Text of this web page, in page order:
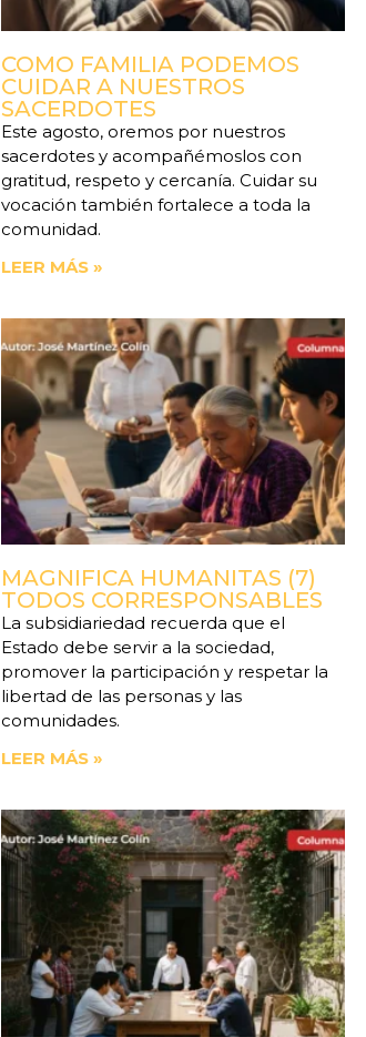
COMO FAMILIA PODEMOS
CUIDAR A NUESTROS
SACERDOTES
Este agosto, oremos por nuestros
sacerdotes y acompañémoslos con
gratitud, respeto y cercanía. Cuidar su
vocación también fortalece a toda la
comunidad.
LEER MÁS »
MAGNIFICA HUMANITAS (7)
TODOS CORRESPONSABLES
La subsidiariedad recuerda que el
Estado debe servir a la sociedad,
promover la participación y respetar la
libertad de las personas y las
comunidades.
LEER MÁS »